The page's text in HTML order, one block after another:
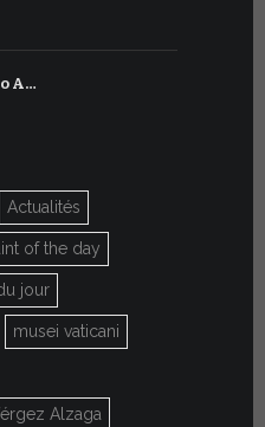
A…
Actualités
of the day
jour
musei vaticani
Alzaga